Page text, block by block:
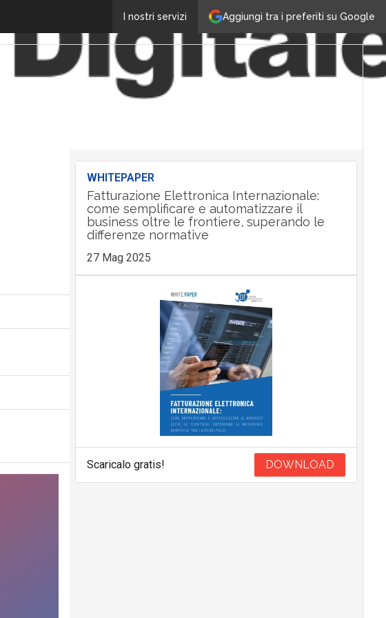
Aggiungi tra i preferiti su Google
I nostri servizi
WHITEPAPER
Fatturazione Elettronica Internazionale:
come semplificare e automatizzare il
business oltre le frontiere, superando le
differenze normative
27 Mag 2025
Scaricalo gratis! DOWNLOAD